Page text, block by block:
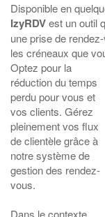
Disponible en
IzyRDVest un outil
une prise de
les créneaux que
Optez pour la
réduction du temps
perdu pour vous et
vos clients. Gérez
pleinement vos flux
de clientèle grâce à
notre système de
gestion des rendez-
vous.
Dans le contexte